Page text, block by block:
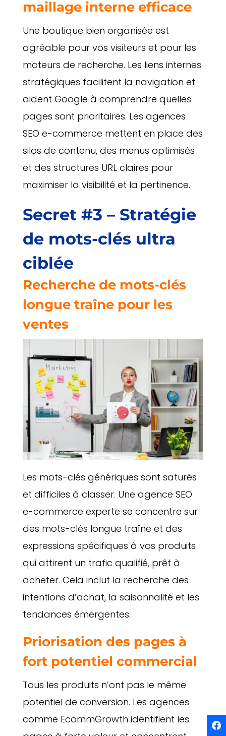
maillage interne efficace
Une boutique bien organisée est
agréable pour vos visiteurs et pour les
moteurs de recherche. Les liens internes
stratégiques facilitent la navigation et
aident Google à comprendre quelles
pages sont prioritaires. Les agences
SEO e-commerce mettent en place des
silos de contenu, des menus optimisés
et des structures URL claires pour
maximiser la visibilité et la pertinence.
Secret #3 – Stratégie
de mots-clés ultra
ciblée
Recherche de mots-clés
longue traîne pour les
ventes
Les mots-clés génériques sont saturés
et difficiles à classer. Une agence SEO
e-commerce experte se concentre sur
des mots-clés longue traîne et des
expressions spécifiques à vos produits
qui attirent un trafic qualifié, prêt à
acheter. Cela inclut la recherche des
intentions d’achat, la saisonnalité et les
tendances émergentes.
Priorisation des pages à
fort potentiel commercial
Tous les produits n’ont pas le même
potentiel de conversion. Les agences
comme EcommGrowth identifient les